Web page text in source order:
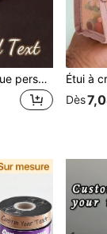
1 pièce Pendentif métallique personnalisé, Médaille à bordure d'épi de blé, Matériau en alliage de zinc, Médaille de compétition pour les jeunes, Médaille commémorative d'honneur pour événement sportif marathon, Peut être utilisé comme cadeau d'encouragement.
Dès